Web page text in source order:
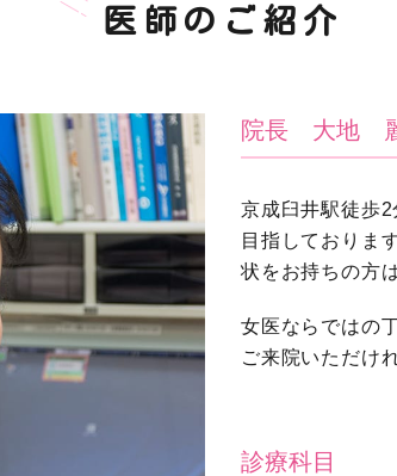
医師のご紹介
院長 大地
京成臼井駅徒歩
目指しておりま
状をお持ちの方
女医ならではの
ご来院いただけ
診療科目